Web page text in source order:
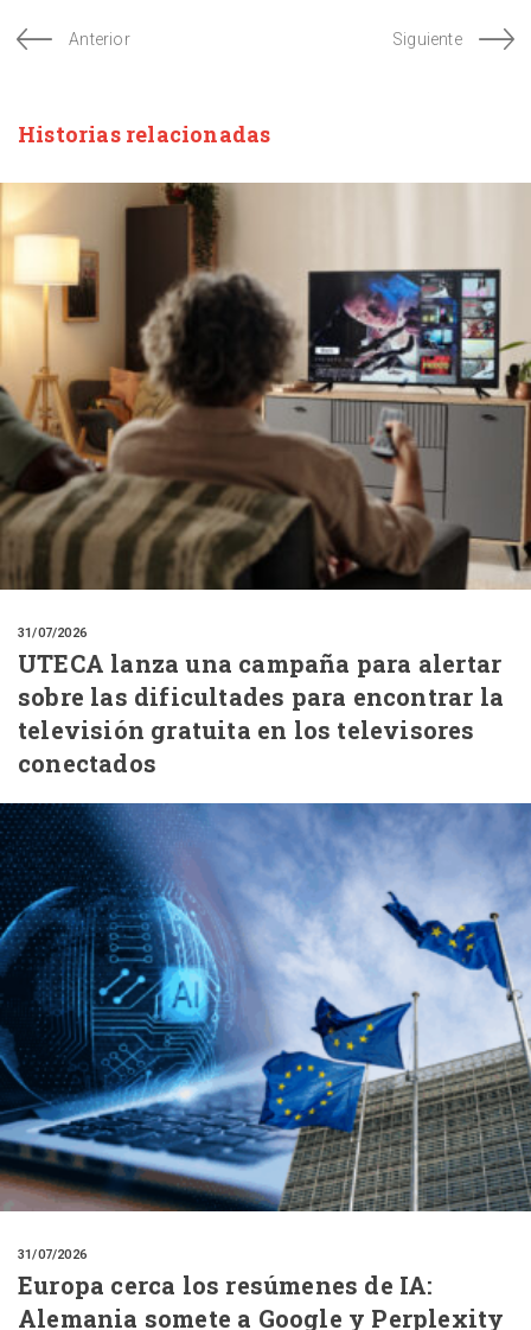
Anterior Siguiente
Historias relacionadas
31/07/2026
UTECA lanza una campaña para alertar
sobre las dificultades para encontrar la
televisión gratuita en los televisores
conectados
31/07/2026
Europa cerca los resúmenes de IA:
Alemania somete a Google y Perplexity